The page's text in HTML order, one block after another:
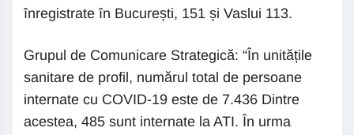
înregistrate în București, 151 și Vaslui 113.
Grupul de Comunicare Strategică: “În unitățile
sanitare de profil, numărul total de persoane
internate cu COVID-19 este de 7.436 Dintre
acestea, 485 sunt internate la ATI. În urma